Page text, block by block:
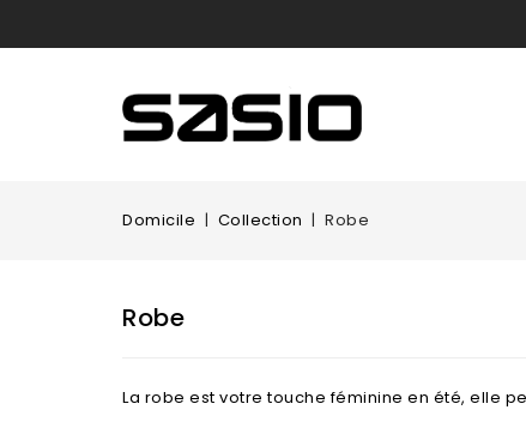
Domicile Collection Robe
Robe
La robe est votre touche féminine en été, elle